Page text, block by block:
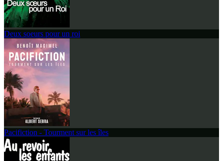
Deux soeurs pour un roi
Pacifiction - Tourment sur les îles